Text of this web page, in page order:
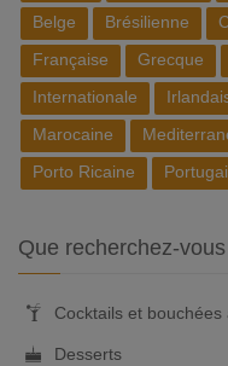
Belge
Brésilienne
Française
Grecque
Internationale
Marocaine
Porto Ricaine
Que recherchez-
Cocktails et bouchées
Desserts